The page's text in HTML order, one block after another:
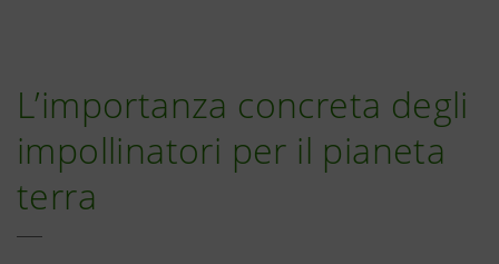
L’importanza concreta degli
impollinatori per il pianeta
terra